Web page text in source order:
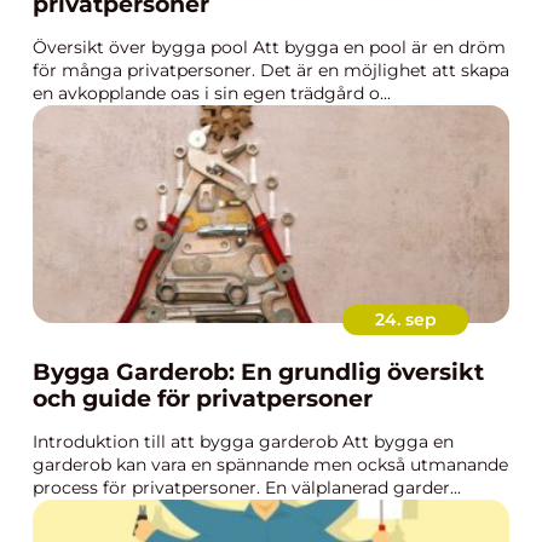
Översikt över bygga pool Att bygga en pool är en dröm
för många privatpersoner. Det är en möjlighet att skapa
en avkopplande oas i sin egen trädgård o...
24. sep
Bygga Garderob: En grundlig översikt
och guide för privatpersoner
Introduktion till att bygga garderob Att bygga en
garderob kan vara en spännande men också utmanande
process för privatpersoner. En välplanerad garder...